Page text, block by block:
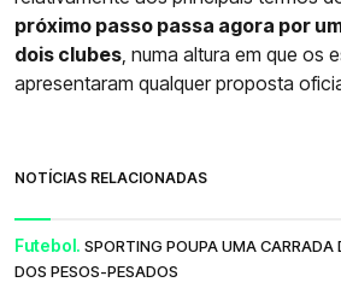
próximo passo passa agora por
dois clubes, numa altura em que os
apresentaram qualquer proposta
NOTÍCIAS RELACIONADAS
Futebol. SPORTING POUPA UMA CARRADA
DOS PESOS-PESADOS